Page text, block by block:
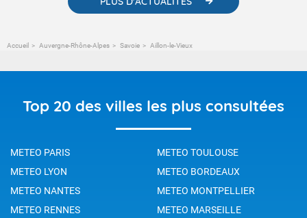
Accueil Auvergne-Rhône-Alpes Savoie Aillon-le-Vieux
Top 20 des villes les plus consultées
METEO PARIS
METEO TOULOUSE
METEO LYON
METEO BORDEAUX
METEO NANTES
METEO MONTPELLIER
METEO RENNES
METEO MARSEILLE